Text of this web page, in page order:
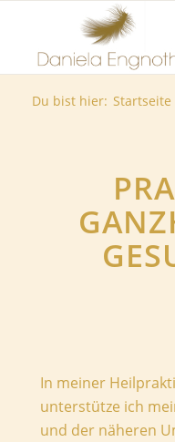
Du bist hier: Startseite
In meiner
unterstütze ich
und der näheren